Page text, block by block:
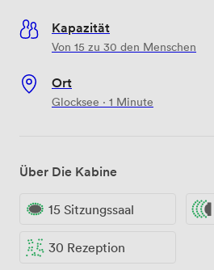
Kapazität
Von 15 zu 30 den Menschen
Ort
Glocksee · 1 Minute
Über Die Kabine
15 Sitzungssaal
30 Rezeption